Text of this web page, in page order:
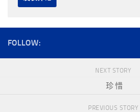
FOLLOW:
NEXT STORY
珍 惜
PREVIOUS STORY